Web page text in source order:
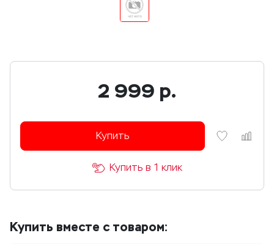
2 999 р.
Купить
Купить в 1 клик
Купить вместе с товаром: